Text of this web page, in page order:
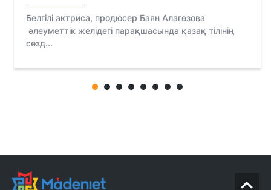
Белгілі актриса, продюсер Баян Алагөзова
әлеуметтік желідегі парақшасында қазақ тілінің
сөзд...